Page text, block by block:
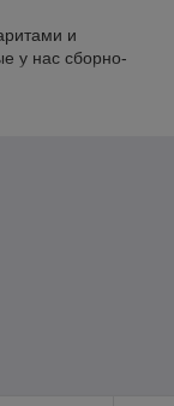
и
у нас сборно-
перед